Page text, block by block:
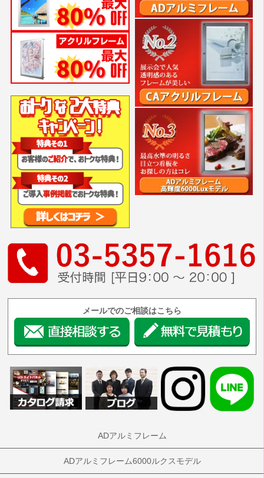
メールでのご相談はこちら
ADアルミフレーム
ADアルミフレーム6000ルクスモデル